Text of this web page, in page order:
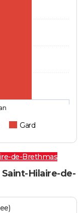
Gard
de-Brethmas
Hilaire-de-